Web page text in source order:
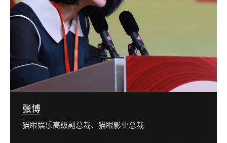
张博
猫眼娱乐高级副总裁、猫眼影业总裁